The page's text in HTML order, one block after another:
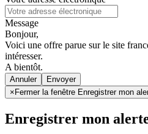
Message
Bonjour,
Voici une offre parue sur le site
intéresser.
A bientôt.
Annuler
× Fermer la fenêtre Enregistrer mon
Enregistrer mon